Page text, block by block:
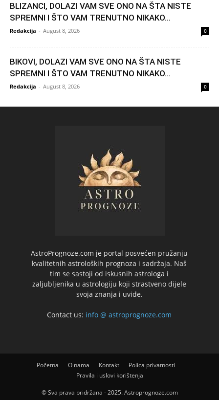
BLIZANCI, DOLAZI VAM SVE ONO NA ŠTA NISTE
SPREMNI I ŠTO VAM TRENUTNO NIKAKO...
Redakcija - August 8, 2026 0
BIKOVI, DOLAZI VAM SVE ONO NA ŠTA NISTE
SPREMNI I ŠTO VAM TRENUTNO NIKAKO...
Redakcija - August 8, 2026 0
AstroPrognoze.com je portal posvećen pružanju
kvalitetnih astroloških prognoza i sadržaja. Naš
tim se sastoji od iskusnih astrologa i
zaljubljenika u astrologiju koji strastveno dijele
svoja znanja i uvide.
Contact us: info @ astroprognoze.com
Početna O nama Kontakt
Polica privatnosti
Pravila i uslovi korištenja
© Sva prava pridržana - 2025. Astroprognoze.com